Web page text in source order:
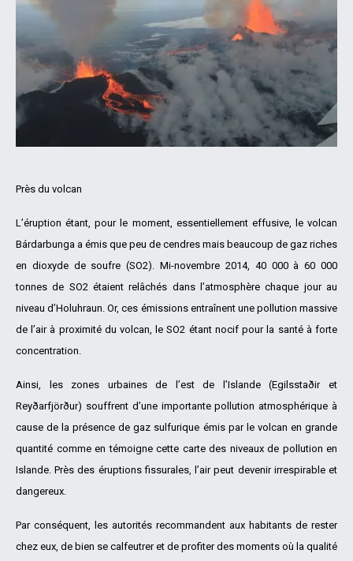
Près du volcan
L’éruption étant, pour le moment, essentiellement effusive, le volcan
Bárdarbunga a émis que peu de cendres mais beaucoup de gaz riches
en dioxyde de soufre (SO2). Mi-novembre 2014, 40 000 à 60 000
tonnes de SO2 étaient relâchés dans l’atmosphère chaque jour au
niveau d’Holuhraun. Or, ces émissions entraînent une pollution massive
de l’air à proximité du volcan, le SO2 étant nocif pour la santé à forte
concentration.
Ainsi, les zones urbaines de l’est de l’Islande (Egilsstaðir et
Reyðarfjörður) souffrent d’une importante pollution atmosphérique à
cause de la présence de gaz sulfurique émis par le volcan en grande
quantité comme en témoigne cette carte des niveaux de pollution en
Islande. Près des éruptions fissurales, l’air peut devenir irrespirable et
dangereux.
Par conséquent, les autorités recommandent aux habitants de rester
chez eux, de bien se calfeutrer et de profiter des moments où la qualité